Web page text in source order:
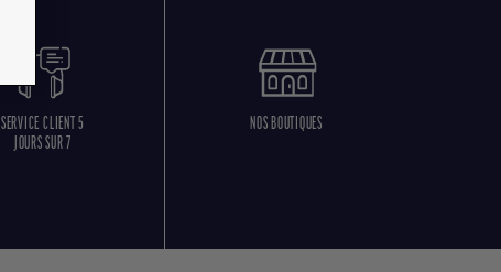
SERVICE CLIENT 5
JOURS SUR 7
NOS BOUTIQUES